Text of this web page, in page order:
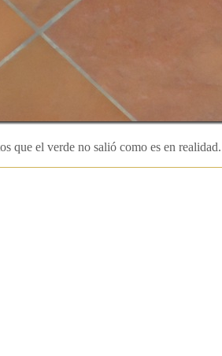
que el verde no salió como es en realidad.